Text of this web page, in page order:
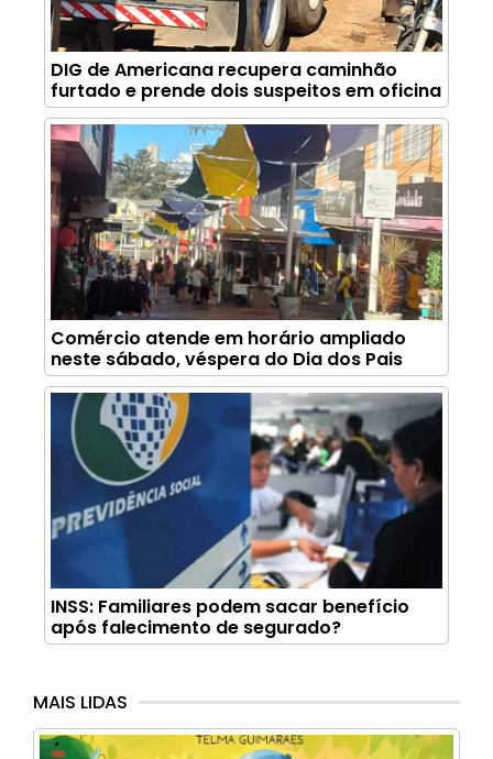
DIG de Americana recupera caminhão
furtado e prende dois suspeitos em oficina
Comércio atende em horário ampliado
neste sábado, véspera do Dia dos Pais
INSS: Familiares podem sacar benefício
após falecimento de segurado?
MAIS LIDAS